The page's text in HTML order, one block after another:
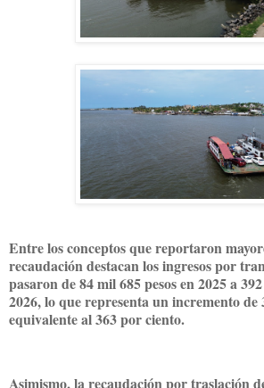
Entre los conceptos que reportaron
recaudación destacan los ingresos por
pasaron de 84 mil 685 pesos en 2025 a
2026, lo que representa un incremento de
equivalente al 363 por ciento.
Asimismo, la recaudación por traslación